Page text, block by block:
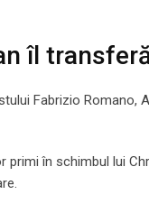
îl
Fabrizio Romano,
primi în schimbul lui